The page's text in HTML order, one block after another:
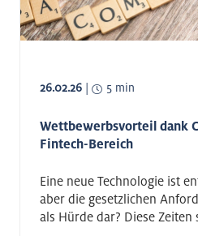
26.02.26 5 min
Wettbewerbsvorteil dank
Fintech-Bereich
Eine neue Technologie ist
aber die gesetzlichen
als Hürde dar? Diese